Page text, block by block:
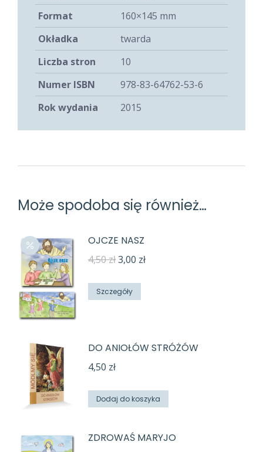
Format
160×145 mm
Okładka
twarda
Liczba stron
10
Numer ISBN
978-83-64762-53-6
Rok wydania
2015
Może spodoba się również…
OJCZE NASZ
4,50złPierwotna
wynosiła:
3,00 złAktualna
Szczegóły
DO ANIOŁÓW STRÓŻÓW
4,50 zł
Dodaj do koszyka
ZDROWAŚ MARYJO